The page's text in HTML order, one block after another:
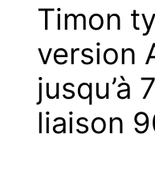
1730585
Timon
version
jusqu’à
liaison